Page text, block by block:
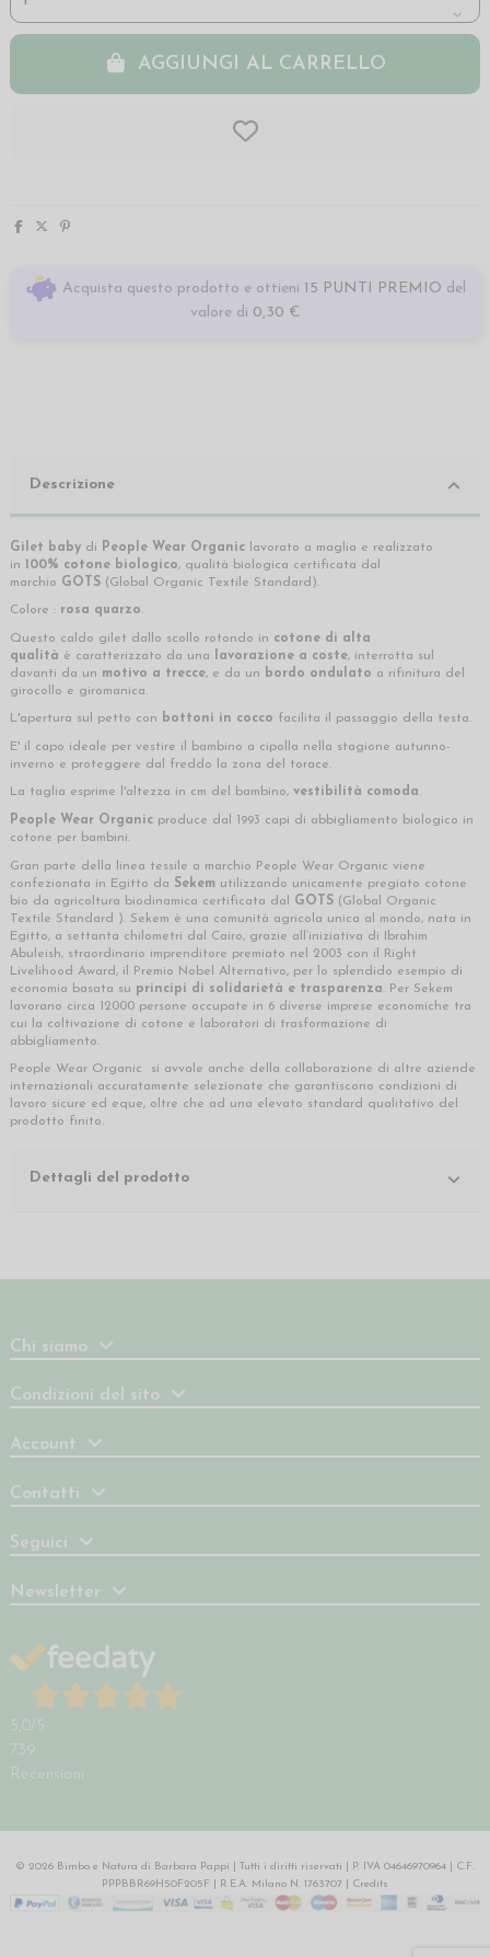
AGGIUNGI AL CARRELLO
Acquista questo prodotto e ottieni 15 PUNTI PREMIO del
valore di 0,30 €
Descrizione
Gilet baby di People Wear Organic lavorato a maglia e realizzato
in 100% cotone biologico, qualità biologica certificata dal
marchio GOTS (Global Organic Textile Standard).
Colore : rosa quarzo.
Questo caldo gilet dallo scollo rotondo in cotone di alta
qualità è caratterizzato da una lavorazione a coste, interrotta sul
davanti da un motivo a trecce, e da un bordo ondulato a rifinitura del
girocollo e giromanica.
L'apertura sul petto con bottoni in cocco facilita il passaggio della testa.
E' il capo ideale per vestire il bambino a cipolla nella stagione autunno-
inverno e proteggere dal freddo la zona del torace.
La taglia esprime l'altezza in cm del bambino, vestibilità comoda.
People Wear Organic produce dal 1993 capi di abbigliamento biologico in
cotone per bambini.
Gran parte della linea tessile a marchio People Wear Organic viene
confezionata in Egitto da Sekem utilizzando unicamente pregiato cotone
bio da agricoltura biodinamica certificata dal GOTS (Global Organic
Textile Standard ). Sekem è una comunità agricola unica al mondo, nata in
Egitto, a settanta chilometri dal Cairo, grazie all’iniziativa di Ibrahim
Abuleish, straordinario imprenditore premiato nel 2003 con il Right
Livelihood Award, il Premio Nobel Alternativo, per lo splendido esempio di
economia basata su principi di solidarietà e trasparenza. Per Sekem
lavorano circa 12000 persone occupate in 6 diverse imprese economiche tra
cui la coltivazione di cotone e laboratori di trasformazione di
abbigliamento.
People Wear Organic si avvale anche della collaborazione di altre aziende
internazionali accuratamente selezionate che garantiscono condizioni di
lavoro sicure ed eque, oltre che ad una elevato standard qualitativo del
prodotto finito.
Dettagli del prodotto
Chi siamo
Condizioni del sito
Account
Contatti
Seguici
Newsletter
5,0 /5
739
Recensioni
© 2026 Bimbo e Natura di Barbara Pappi | Tutti i diritti riservati | P. IVA 04646970964 | C.F.
PPPBBR69H50F205F | R.E.A. Milano N. 1763707 | Credits